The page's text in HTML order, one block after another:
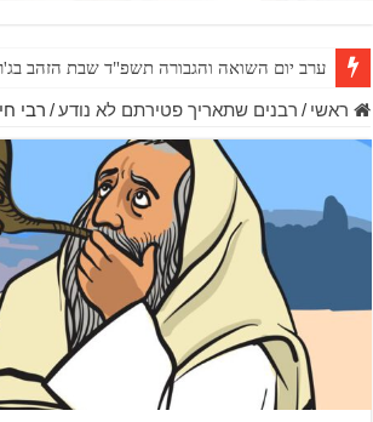
ערב יום השואה והגבורה תשפ"ד שבת הזהב
ראשי / רבנים שתאריך פטירתם לא נודע/ רבי